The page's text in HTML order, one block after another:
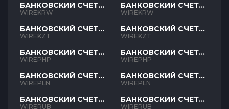
БАНКОВСКИЙ СЧЕТ
KRW
WIREKRW
БАНКОВСКИЙ СЧЕТ
KZT
WIREKZT
БАНКОВСКИЙ СЧЕТ
PHP
WIREPHP
БАНКОВСКИЙ СЧЕТ
PLN
WIREPLN
БАНКОВСКИЙ СЧЕТ
RUB
WIRERUB
БАНКОВСКИЙ СЧЕТ
KRW
WIREKRW
БАНКОВСКИЙ СЧЕТ
KZT
WIREKZT
БАНКОВСКИЙ СЧЕТ
PHP
WIREPHP
БАНКОВСКИЙ СЧЕТ
PLN
WIREPLN
БАНКОВСКИЙ СЧЕТ
RUB
WIRERUB